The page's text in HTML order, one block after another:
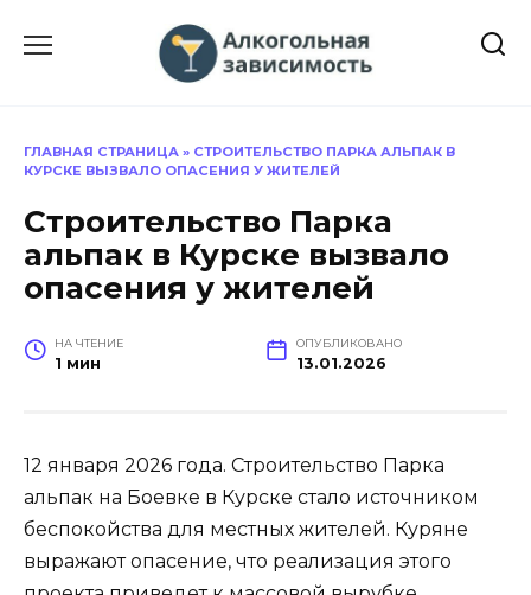
ГЛАВНАЯ СТРАНИЦА » СТРОИТЕЛЬСТВО ПАРКА АЛЬПАК В
КУРСКЕ ВЫЗВАЛО ОПАСЕНИЯ У ЖИТЕЛЕЙ
Строительство Парка
альпак в Курске вызвало
опасения у жителей
НА ЧТЕНИЕ
1 мин
ОПУБЛИКОВАНО
13.01.2026
12 января 2026 года. Строительство Парка
альпак на Боевке в Курске стало источником
беспокойства для местных жителей. Куряне
выражают опасение, что реализация этого